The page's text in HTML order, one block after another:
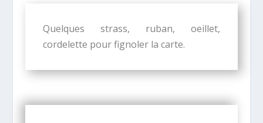
Quelques strass, ruban, oeillet,
cordelette pour fignoler la carte.